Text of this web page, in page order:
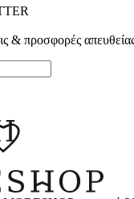
& προσφορές